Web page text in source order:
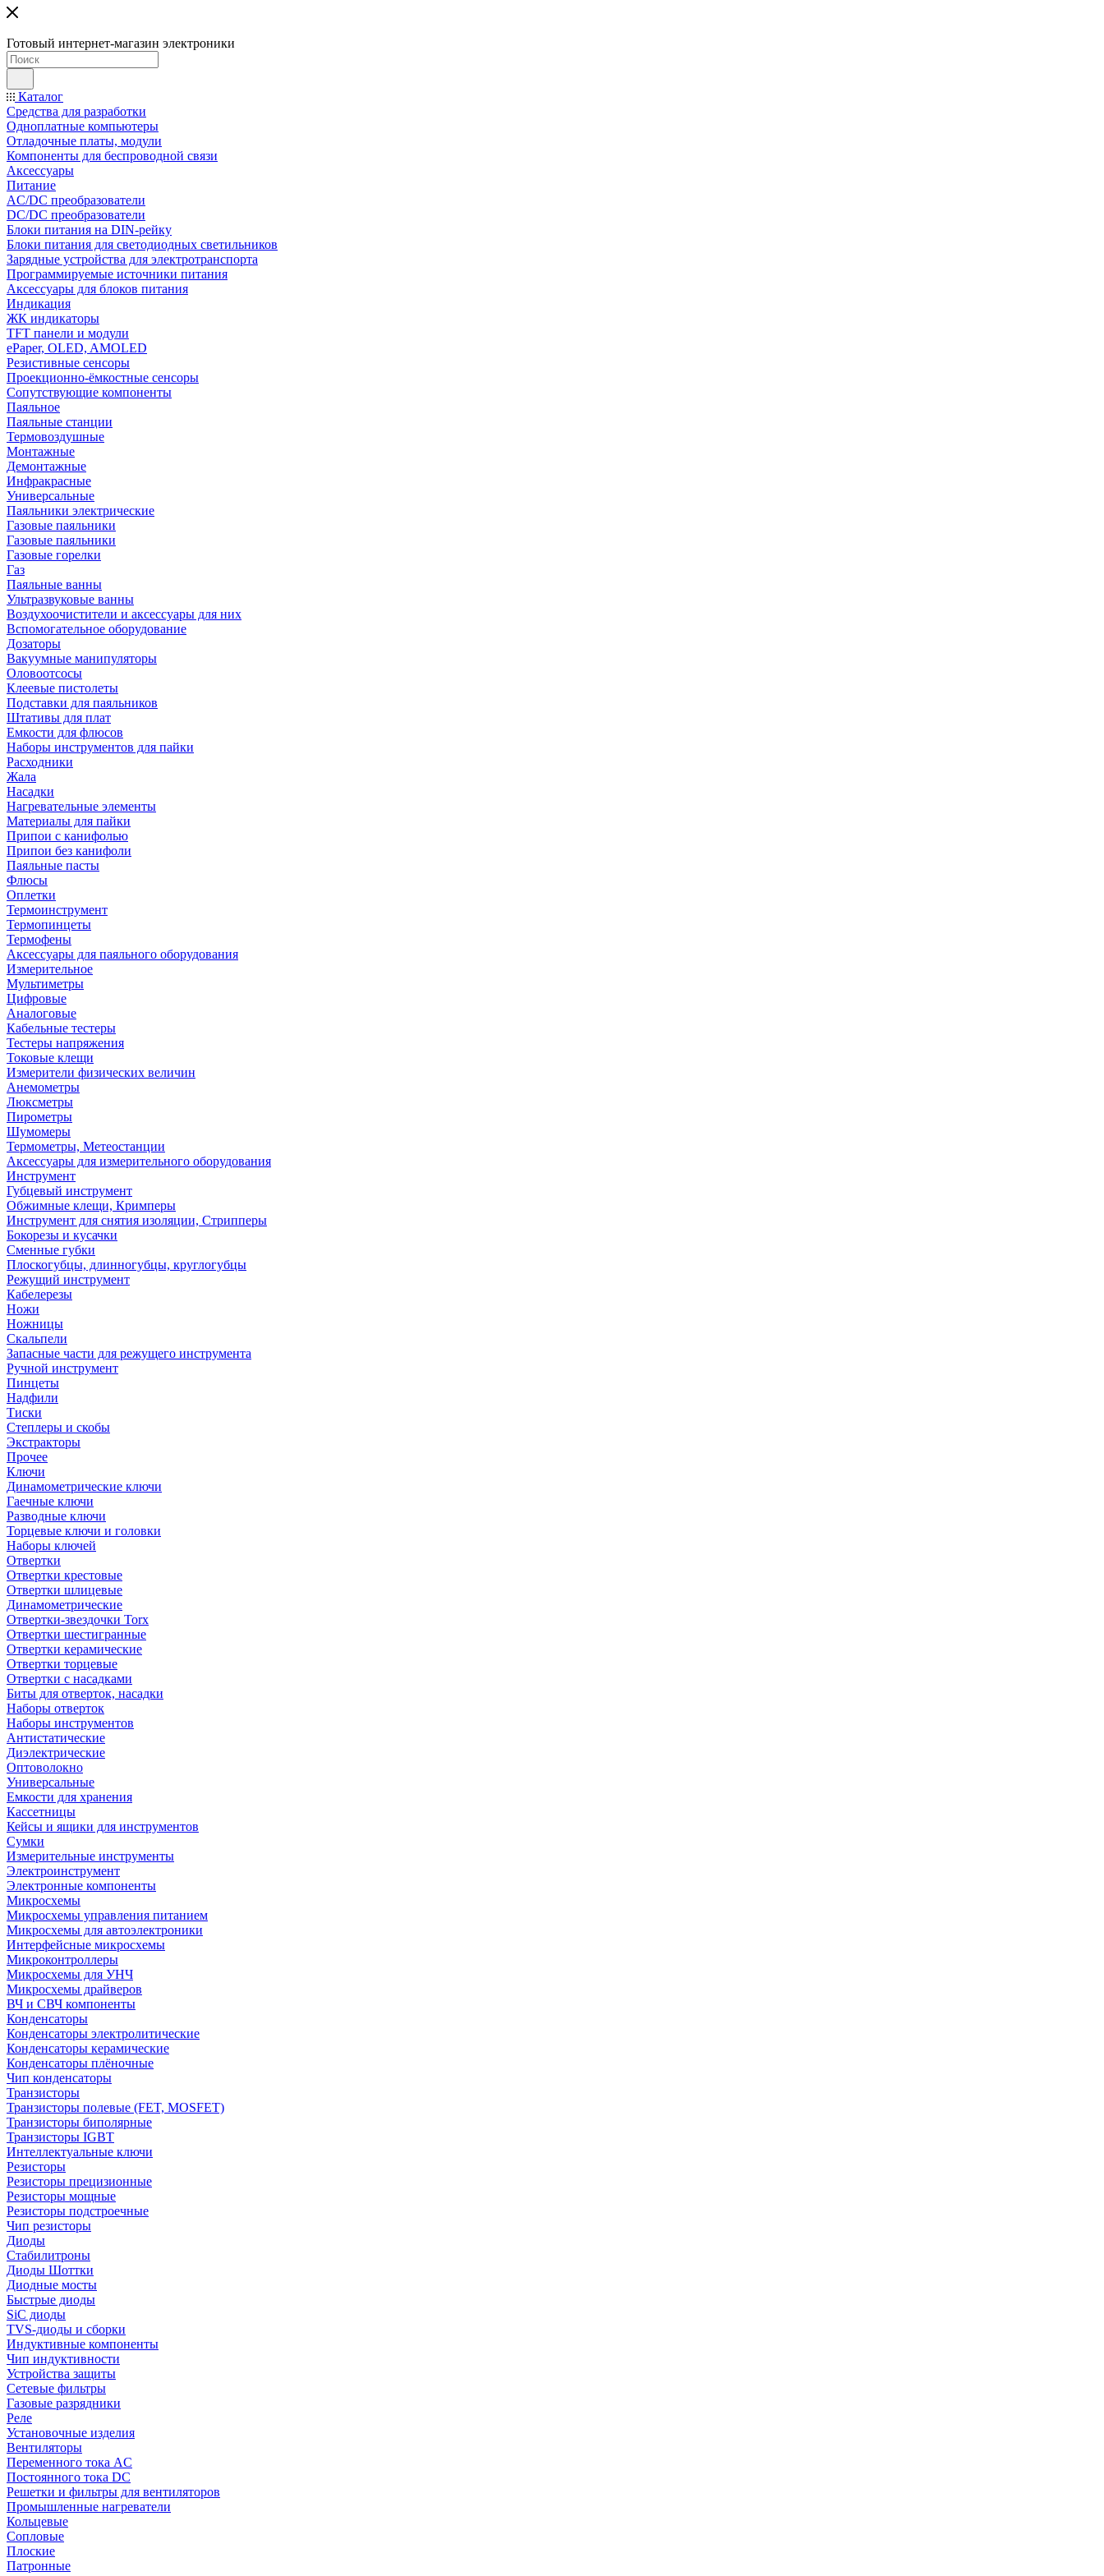
Готовый интернет-магазин электроники
Каталог
Средства для разработки
Одноплатные компьютеры
Отладочные платы, модули
Компоненты для беспроводной связи
Аксессуары
Питание
AC/DC преобразователи
DC/DC преобразователи
Блоки питания на DIN-рейку
Блоки питания для светодиодных светильников
Зарядные устройства для электротранспорта
Программируемые источники питания
Аксессуары для блоков питания
Индикация
ЖК индикаторы
TFT панели и модули
ePaper, OLED, AMOLED
Резистивные сенсоры
Проекционно-ёмкостные сенсоры
Сопутствующие компоненты
Паяльное
Паяльные станции
Термовоздушные
Монтажные
Демонтажные
Инфракрасные
Универсальные
Паяльники электрические
Газовые паяльники
Газовые паяльники
Газовые горелки
Газ
Паяльные ванны
Ультразвуковые ванны
Воздухоочистители и аксессуары для них
Вспомогательное оборудование
Дозаторы
Вакуумные манипуляторы
Оловоотсосы
Клеевые пистолеты
Подставки для паяльников
Штативы для плат
Емкости для флюсов
Наборы инструментов для пайки
Расходники
Жала
Насадки
Нагревательные элементы
Материалы для пайки
Припои с канифолью
Припои без канифоли
Паяльные пасты
Флюсы
Оплетки
Термоинструмент
Термопинцеты
Термофены
Аксессуары для паяльного оборудования
Измерительное
Мультиметры
Цифровые
Аналоговые
Кабельные тестеры
Тестеры напряжения
Токовые клещи
Измерители физических величин
Анемометры
Люксметры
Пирометры
Шумомеры
Термометры, Метеостанции
Аксессуары для измерительного оборудования
Инструмент
Губцевый инструмент
Обжимные клещи, Кримперы
Инструмент для снятия изоляции, Стрипперы
Бокорезы и кусачки
Сменные губки
Плоскогубцы, длинногубцы, круглогубцы
Режущий инструмент
Кабелерезы
Ножи
Ножницы
Скальпели
Запасные части для режущего инструмента
Ручной инструмент
Пинцеты
Надфили
Тиски
Степлеры и скобы
Экстракторы
Прочее
Ключи
Динамометрические ключи
Гаечные ключи
Разводные ключи
Торцевые ключи и головки
Наборы ключей
Отвертки
Отвертки крестовые
Отвертки шлицевые
Динамометрические
Отвертки-звездочки Torx
Отвертки шестигранные
Отвертки керамические
Отвертки торцевые
Отвертки с насадками
Биты для отверток, насадки
Наборы отверток
Наборы инструментов
Антистатические
Диэлектрические
Оптоволокно
Универсальные
Емкости для хранения
Кассетницы
Кейсы и ящики для инструментов
Сумки
Измерительные инструменты
Электроинструмент
Электронные компоненты
Микросхемы
Микросхемы управления питанием
Микросхемы для автоэлектроники
Интерфейсные микросхемы
Микроконтроллеры
Микросхемы для УНЧ
Микросхемы драйверов
ВЧ и СВЧ компоненты
Конденсаторы
Конденсаторы электролитические
Конденсаторы керамические
Конденсаторы плёночные
Чип конденсаторы
Транзисторы
Транзисторы полевые (FET, MOSFET)
Транзисторы биполярные
Транзисторы IGBT
Интеллектуальные ключи
Резисторы
Резисторы прецизионные
Резисторы мощные
Резисторы подстроечные
Чип резисторы
Диоды
Стабилитроны
Диоды Шоттки
Диодные мосты
Быстрые диоды
SiC диоды
TVS-диоды и сборки
Индуктивные компоненты
Чип индуктивности
Устройства защиты
Сетевые фильтры
Газовые разрядники
Реле
Установочные изделия
Вентиляторы
Переменного тока AC
Постоянного тока DC
Решетки и фильтры для вентиляторов
Промышленные нагреватели
Кольцевые
Сопловые
Плоские
Патронные